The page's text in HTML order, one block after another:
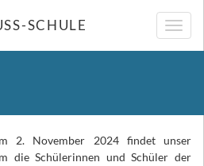
SCHULE
2. November 2024 findet unser
die Schülerinnen und Schüler der